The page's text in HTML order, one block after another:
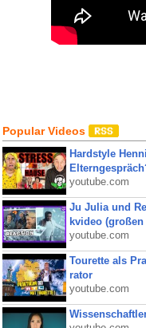
Popular Videos
Hardstyle
youtube.com
Ju Julia und
kvideo (großen
youtube.com
Tourette als
rator
youtube.com